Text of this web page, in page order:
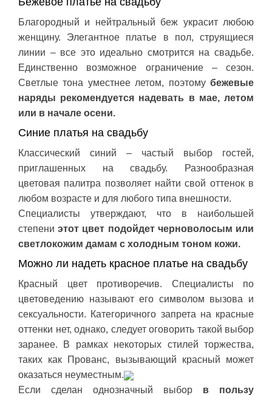
Благородный и нейтральный беж украсит любою
женщину. Элегантное платье в пол, струящиеся
линии – все это идеально смотрится на свадьбе.
Единственно возможное ограничение – сезон.
Светлые тона уместнее летом, поэтому бежевые
наряды рекомендуется надевать в мае, летом
или в начале осени.
Синие платья на свадьбу
Классический синий – частый выбор гостей,
приглашенных на свадьбу. Разнообразная
цветовая палитра позволяет найти свой оттенок в
любом возрасте и для любого типа внешности.
Специалисты утверждают, что в наибольшей
степениэтот цвет подойдет черноволосым или
светлокожим дамам с холодным тоном кожи.
Можно ли надеть красное платье на свадьбу
Красный цвет противоречив. Специалисты по
цветоведению называют его символом вызова и
сексуальности. Категоричного запрета на красные
оттенки нет, однако, следует оговорить такой выбор
заранее. В рамках некоторых стилей торжества,
таких как Прованс, вызывающий красный может
оказаться неуместным.
Если сделан однозначный выбор в пользу